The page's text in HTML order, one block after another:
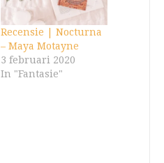
Recensie | Nocturna
– Maya Motayne
3 februari 2020
In "Fantasie"